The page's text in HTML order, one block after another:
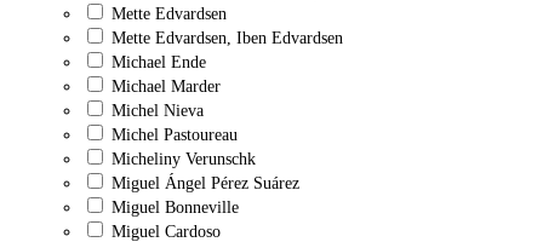
Mette Edvardsen
Mette Edvardsen, Iben Edvardsen
Michael Ende
Michael Marder
Michel Nieva
Michel Pastoureau
Micheliny Verunschk
Miguel Ángel Pérez Suárez
Miguel Bonneville
Miguel Cardoso